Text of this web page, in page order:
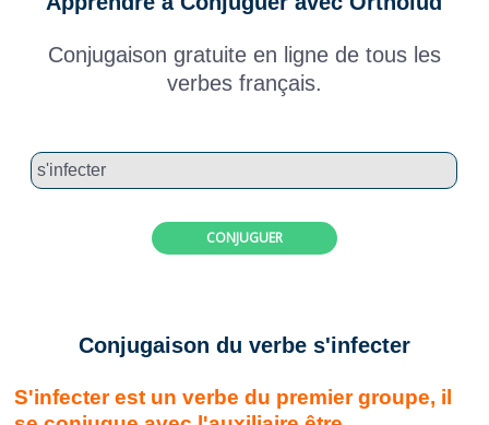
Conjugaison gratuite en ligne de tous les
verbes français.
CONJUGUER
Conjugaison du verbe s'infecter
S'infecter est un verbe du premier groupe, il